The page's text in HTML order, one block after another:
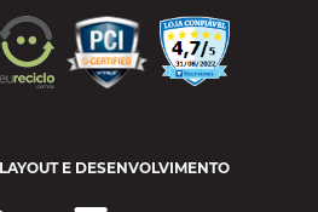
LAYOUT E DESENVOLVIMENTO